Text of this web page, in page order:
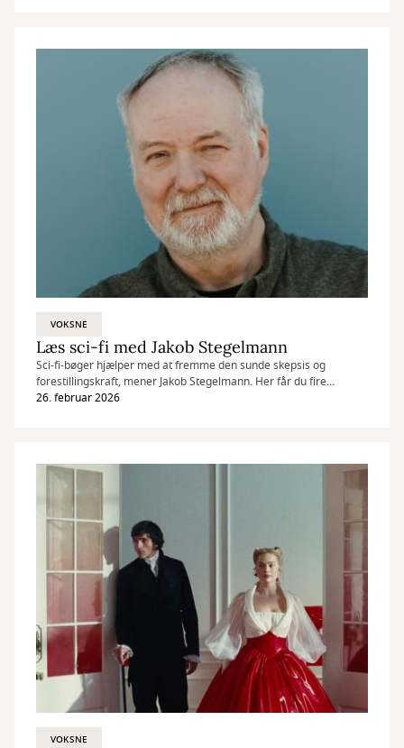
VOKSNE
Læs sci-fi med Jakob Stegelmann
Sci-fi-bøger hjælper med at fremme den sunde skepsis og
forestillingskraft, mener Jakob Stegelmann. Her får du fire
anbefalinger fra ham.
26. februar 2026
VOKSNE